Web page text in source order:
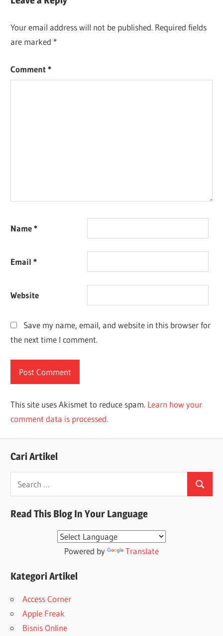
Your email address will not be published. Required fields
are marked *
Comment*
Name*
Email*
Website
Save my name, email, and website in this browser for
the next time I comment.
This site uses Akismet to reduce spam. Learn how your
comment data is processed.
Cari Artikel
Search
for:
Search
Read This Blog In Your Language
Powered by Translate
Kategori Artikel
Access Corner
Apple Freak
Bisnis Online